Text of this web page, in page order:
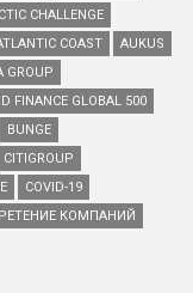
CHALLENGE
COAST
AUKUS
GROUP
FINANCE GLOBAL 500
BUNGE
CITIGROUP
COVID-19
КОМПАНИЙ